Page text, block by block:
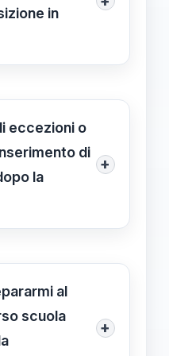
per la
e la
in
del
di scadenza
conseguita
non potrà
la posizione
eccezioni o
di
la
+
attuali, non
di
dopo la
quindi
al
scuola
+